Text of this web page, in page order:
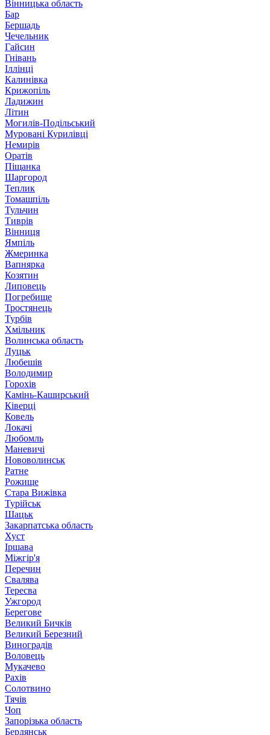
Вінницька область
Бар
Бершадь
Чечельник
Гайсин
Гнівань
Іллінці
Калинівка
Крижопіль
Ладижин
Літин
Могилів-Подільський
Муровані Курилівці
Немирів
Оратів
Піщанка
Шаргород
Теплик
Томашпіль
Тульчин
Тиврів
Вінниця
Ямпіль
Жмеринка
Вапнярка
Козятин
Липовець
Погребище
Тростянець
Турбів
Хмільник
Волинська область
Луцьк
Любешів
Володимир
Горохів
Камінь-Каширський
Ківерці
Ковель
Локачі
Любомль
Маневичі
Нововолинськ
Ратне
Рожище
Стара Вижівка
Турійськ
Шацьк
Закарпатська область
Хуст
Іршава
Міжгір'я
Перечин
Свалява
Тересва
Ужгород
Берегове
Великий Бичків
Великий Березний
Виноградів
Воловець
Мукачево
Рахів
Солотвино
Тячів
Чоп
Запорізька область
Бердянськ